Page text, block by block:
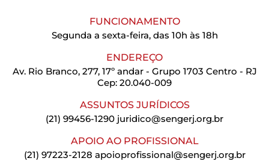
FUNCIONAMENTO
Segunda a sexta-feira, das 10h às 18h
ENDEREÇO
Av. Rio Branco, 277, 17º andar - Grupo 1703 Centro - RJ
Cep: 20.040-009
ASSUNTOS JURÍDICOS
(21) 99456-1290 juridico@sengerj.org.br
APOIO AO PROFISSIONAL
(21) 97223-2128 apoioprofissional@sengerj.org.br